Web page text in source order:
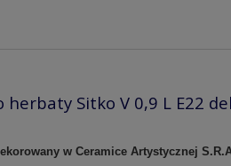
Sitko V 0,9 L E22
w Ceramice Artystycznej